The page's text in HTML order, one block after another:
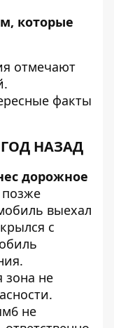
которые
отмечают
факты
ГОД НАЗАД
дорожное
позже
выехал
с
зона не
не